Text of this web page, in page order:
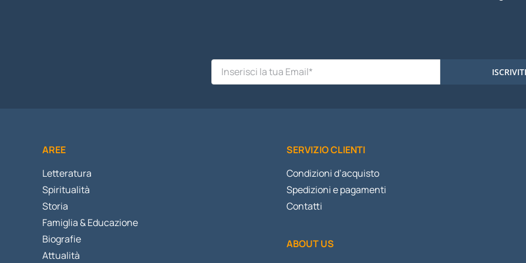
ISCRIVITI
AREE
Letteratura
Spiritualità
Storia
Famiglia & Educazione
Biografie
Attualità
SERVIZIO CLIENTI
Condizioni d’acquisto
Spedizioni e pagamenti
Contatti
ABOUT US